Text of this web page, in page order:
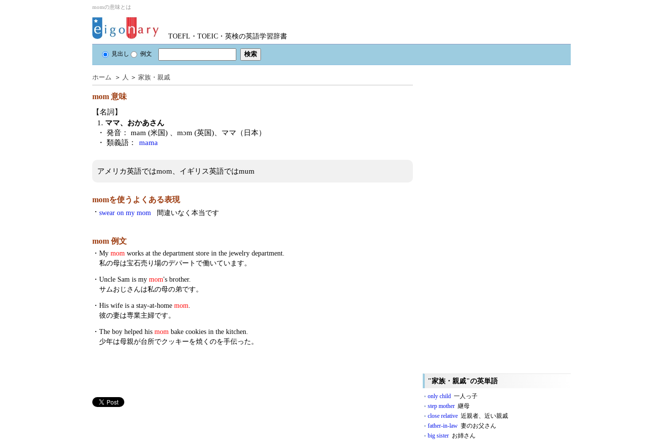
momの意味とは
TOEFL・TOEIC・英検の英語学習辞書
見出し 例文
ホーム ＞ 人 ＞ 家族・親戚
mom 意味
【名詞】
1. ママ、おかあさん
・ 発音：
mam (米国) 、mɔm (英国) 、ママ（日本）
・ 類義語：
mama
アメリカ英語ではmom、イギリス英語ではmum
momを使うよくある表現
・ swear on my mom 間違いなく本当です
mom 例文
・ My mom works at the department store in the jewelry department.
私の母は宝石売り場のデパートで働いています。
・ Uncle Sam is my mom's brother.
サムおじさんは私の母の弟です。
・ His wife is a stay-at-home mom.
彼の妻は専業主婦です。
・ The boy helped his mom bake cookies in the kitchen.
少年は母親が台所でクッキーを焼くのを手伝った。
"家族・親戚"の英単語
only child 一人っ子
step mother 継母
close relative 近親者、近い親戚
father‐in‐law 妻のお父さん
big sister お姉さん